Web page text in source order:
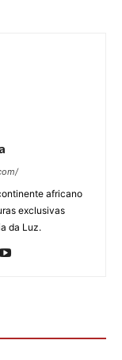
africano
exclusivas
da Luz.